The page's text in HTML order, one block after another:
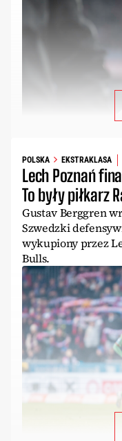
POLSKA EKSTRAKLASA
Lech Poznań
To były piłkarz
Gustav Berggren
Szwedzki
wykupiony przez
Bulls.